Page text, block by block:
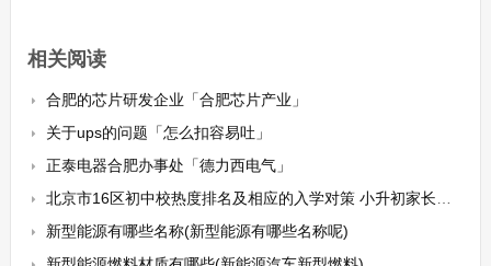
相关阅读
合肥的芯片研发企业「合肥芯片产业」
关于ups的问题「怎么扣容易吐」
正泰电器合肥办事处「德力西电气」
北京市16区初中校热度排名及相应的入学对策 小升初家长值得收藏
新型能源有哪些名称(新型能源有哪些名称呢)